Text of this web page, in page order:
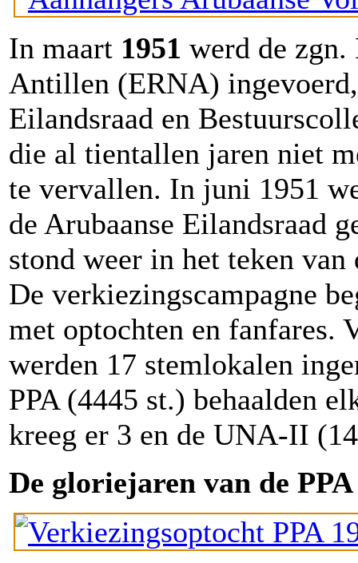
In maart 1951 werd de zgn.
Antillen (ERNA)
Eilandsraad en
die al tientallen jaren niet
te vervallen. In juni 1951
de Arubaanse Eilandsraad
stond weer in het teken
De verkiezingscampagne
met optochten en fanfares.
werden 17 stemlokalen
PPA (4445 st.) behaalden
kreeg er 3 en de UNA-II
De gloriejaren van de